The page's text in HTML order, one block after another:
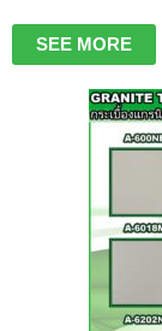
SEE MORE